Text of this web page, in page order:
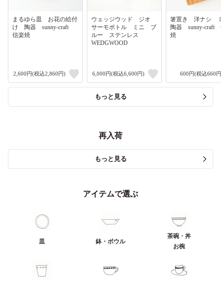
まるゆら皿 お花の絵付
け 陶器 sunny-craft
信楽焼
2,600円(税込2,860円)
ウェッジウッド ジオ
サーモボトル ミニ ブ
ルー ステンレス
WEDGWOOD
6,000円(税込6,600円)
箸置き 洋ナシ
陶器 sunny-craft
焼
600円(税込660
もっと見る
再入荷
もっと見る
アイテムで選ぶ
皿 鉢・ボウル
茶碗・丼
お椀